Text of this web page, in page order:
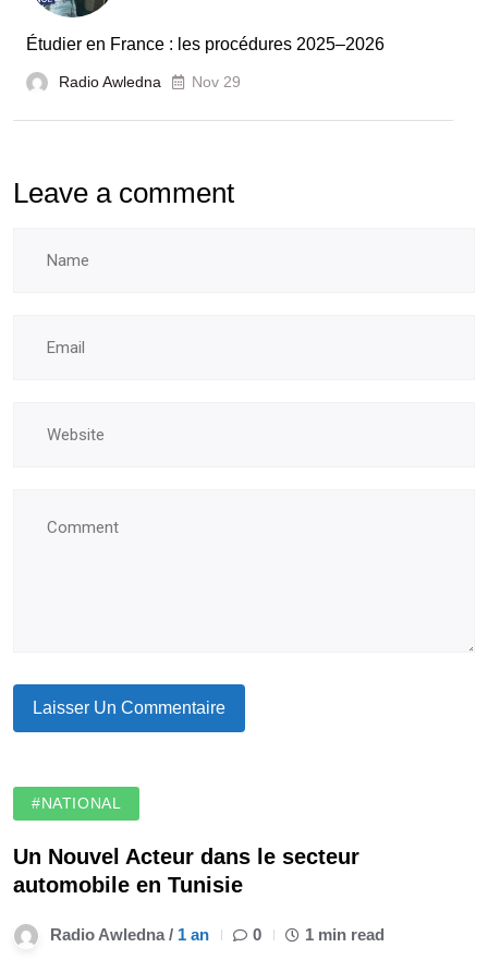
et
écoles
Étudier en France : les procédures 2025–2026
Radio Awledna Nov 29
Leave a comment
#NATIONAL
Un Nouvel Acteur dans le secteur
automobile en Tunisie
Radio Awledna / 1 an 0 1 min read